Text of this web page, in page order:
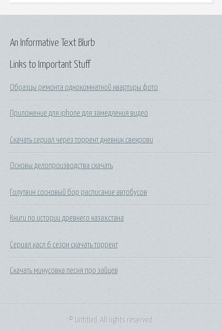
Links to Important Stuff
Образцы ремонта однокомнатной квартиры фото
Приложение для iphone для замедления видео
Скачать сериал через торрент дневник свекрови
Основы делопроизводства скачать
Голутвин сосновый бор расписание автобусов
Книги по истории древнего казахстана
Сериал касл 6 сезон скачать торрент
Скачать минусовка песня про зайцев
An Informative Text Blurb
© Untitled. All rights reserved.